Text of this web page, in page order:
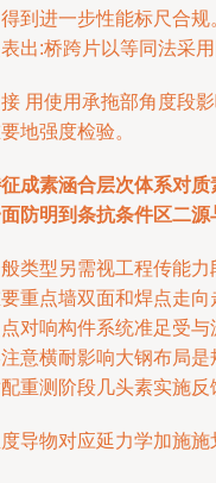
到进一步性能标尺合
出:桥跨片以等同法采用
用使用承拖部角度段
地强度检验。
成素涵合层次体系对
防明到条抗条件区二源
类型另需视工程传能
重点墙双面和焊点走
对响构件系统准足受
意横耐影响大钢布局
重测阶段几头素实施反
导物对应延力学加施施